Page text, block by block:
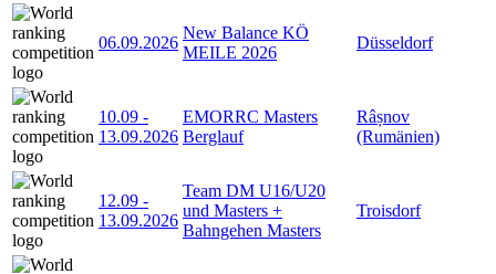
06.09.2026
New Balance KÖ
MEILE 2026
Düsseldorf
10.09 -
13.09.2026
EMORRC Masters
Berglauf
Râșnov
(Rumänien)
12.09 -
13.09.2026
Team DM U16/U20
und Masters +
Bahngehen Masters
Troisdorf